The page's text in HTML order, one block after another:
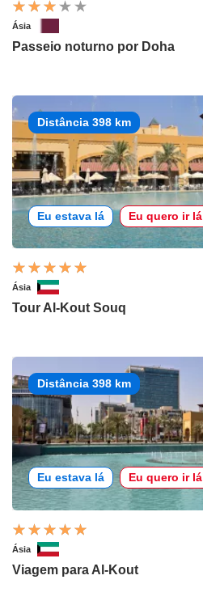
Ásia
Passeio noturno por Doha
Distância 398 km
Eu estava lá Eu quero ir lá
Ásia
Tour Al-Kout Souq
Distância 398 km
Eu estava lá Eu quero ir lá
Ásia
Viagem para Al-Kout